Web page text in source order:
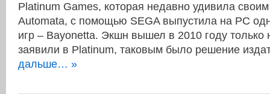
Platinum Games, которая недавно удивила
Automata, с помощью SEGA выпустила на PC
игр – Bayonetta. Экшн вышел в 2010 году только
заявили в Platinum, таковым было решение
дальше… »